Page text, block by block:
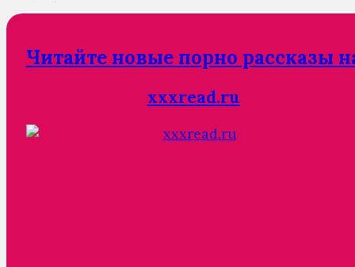
Читайте новые порно рассказы
xxxread.ru